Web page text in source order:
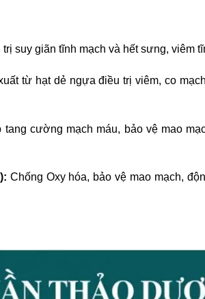
suy giãn tĩnh mạch và hết sưng, viêm
từ hạt dẻ ngựa điều trị viêm, co
cường mạch máu, bảo vệ mao
Chống Oxy hóa, bảo vệ mao mạch,